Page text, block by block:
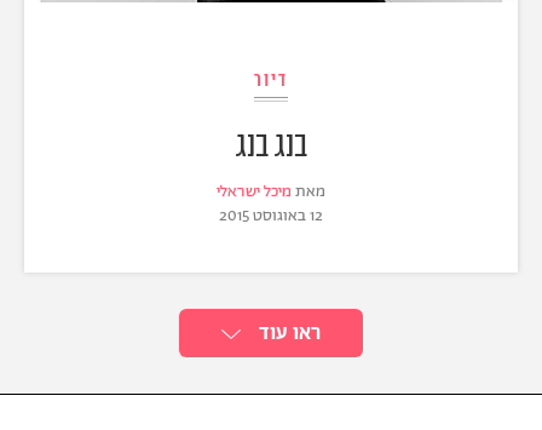
דיור
בנג בנג
מאת מיכל ישראלי
12 באוגוסט 2015
ראו עוד